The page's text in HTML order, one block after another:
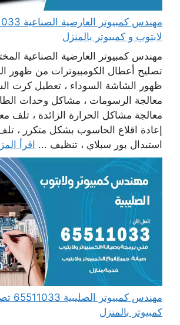
لابتوب و كمبيوتر بالمنزل
مهندس كمبيوتر العارضية الصناعية
تصليح أعطال الكومبيوترات من ظهور
ظهور الشاشة السوداء ، تعطيل كرت
معالجة الرسومات ، مشاكل وحدات
معالجة مشاكل الحرارة الزائدة ، تلف
إعادة اقلاع الحاسوب بشكل متكرر ، تلف
استبدال بور سبلاي ، تنظيف ... اقرأ
مهندس
كمبيوتر بالمنزل